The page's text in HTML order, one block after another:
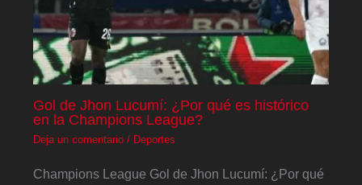
Gol de Jhon Lucumí: ¿Por qué es histórico
en la Champions League?
Deja un comentario / Deportes
Champions League Gol de Jhon Lucumí: ¿Por qué